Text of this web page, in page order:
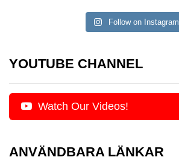
Follow on Instagram
YOUTUBE CHANNEL
Watch Our Videos!
ANVÄNDBARA LÄNKAR